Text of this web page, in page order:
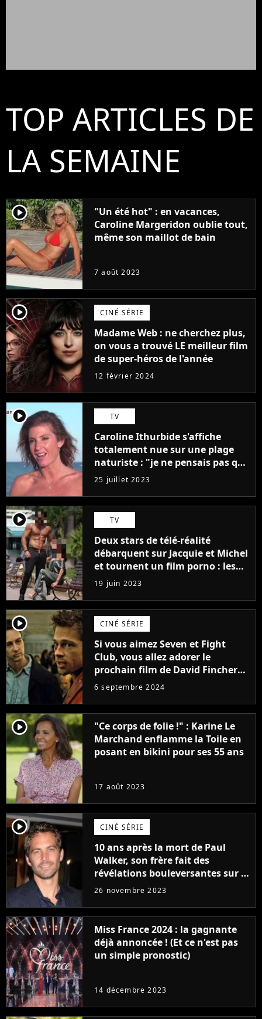
TOP ARTICLES DE
LA SEMAINE
player2
"Un été hot" : en vacances,
Caroline Margeridon oublie tout,
même son maillot de bain
7 août 2023
player2 CINÉ SÉRIE
Madame Web : ne cherchez plus,
on vous a trouvé LE meilleur film
de super-héros de l'année
12 février 2024
player2 TV
Caroline Ithurbide s'affiche
totalement nue sur une plage
naturiste : "je ne pensais pas que
j'arriverais à le faire..."
25 juillet 2023
player2 TV
Deux stars de télé-réalité
débarquent sur Jacquie et Michel
et tournent un film porno : les
premières images du tournage
(exclu)
19 juin 2023
player2 CINÉ SÉRIE
Si vous aimez Seven et Fight
Club, vous allez adorer le
prochain film de David Fincher
avec lequel il se réinvente
complètement
6 septembre 2024
player2
"Ce corps de folie !" : Karine Le
Marchand enflamme la Toile en
posant en bikini pour ses 55 ans
17 août 2023
player2 CINÉ SÉRIE
10 ans après la mort de Paul
Walker, son frère fait des
révélations bouleversantes sur la
réaction des acteurs de Fast and
26 novembre 2023
Miss France 2024 : la gagnante
déjà annoncée ! (Et ce n'est pas
un simple pronostic)
14 décembre 2023